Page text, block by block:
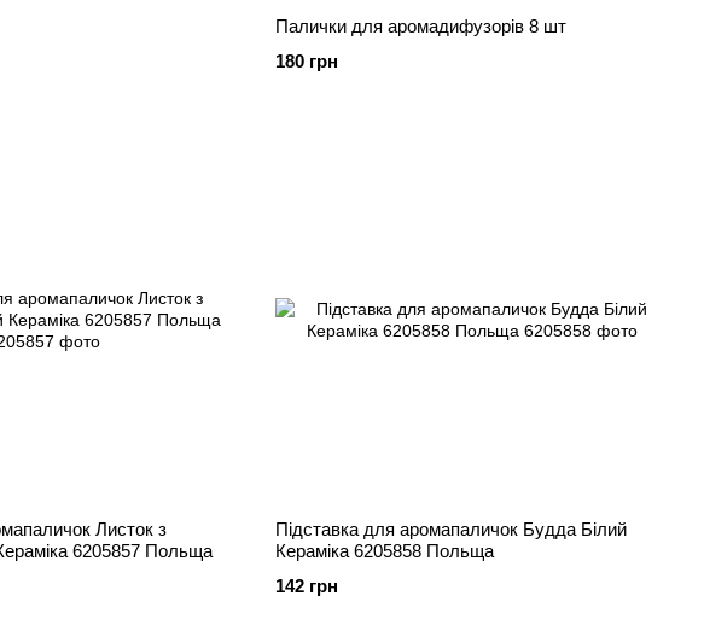
Палички для аромадифузорів 8 шт
180 грн
Листок з
6205857 Польща
Підставка для аромапаличок Будда Білий
Кераміка 6205858 Польща
142 грн